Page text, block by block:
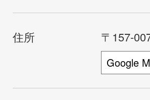
住所 〒157-
Google